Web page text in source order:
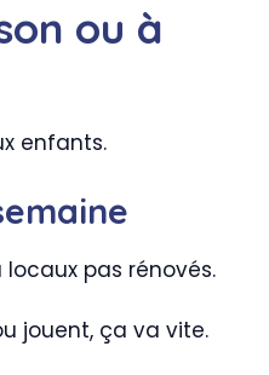
ou à
enfants.
pas rénovés.
jouent, ça va vite.